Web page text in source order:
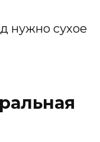
нужно сухое